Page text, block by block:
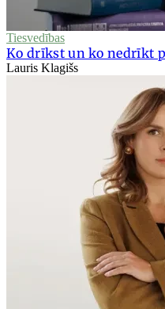
Tiesvedības
Ko drīkst un ko nedrīkt
Lauris Klagišs